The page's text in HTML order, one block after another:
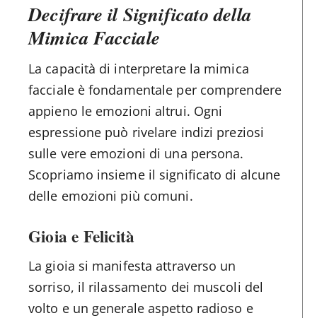
Decifrare il Significato della
Mimica Facciale
La capacità di interpretare la mimica
facciale è fondamentale per comprendere
appieno le emozioni altrui. Ogni
espressione può rivelare indizi preziosi
sulle vere emozioni di una persona.
Scopriamo insieme il significato di alcune
delle emozioni più comuni.
Gioia e Felicità
La gioia si manifesta attraverso un
sorriso, il rilassamento dei muscoli del
volto e un generale aspetto radioso e